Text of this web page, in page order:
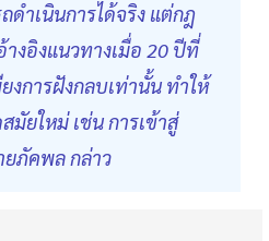
ดำเนินการได้จริง แต่กฎ
งอิงแนวทางเมื่อ 20 ปีที่
งการฝังกลบเท่านั้น ทำให้
มัยใหม่ เช่น การเข้าสู่
ยภัคพล กล่าว